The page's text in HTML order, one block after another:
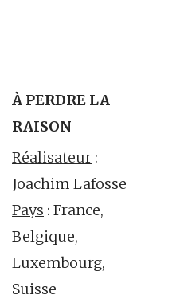
À PERDRE LA
RAISON
Réalisateur :
Joachim Lafosse
Pays : France,
Belgique,
Luxembourg,
Suisse